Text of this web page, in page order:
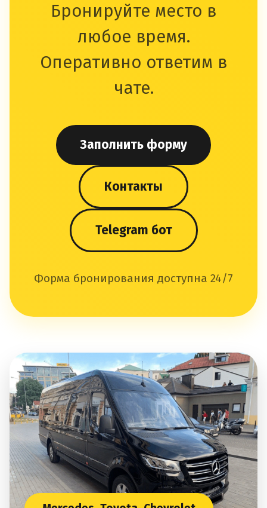
Бронируйте место в
любое время.
Оперативно ответим в
чате.
Заполнить форму
Контакты
Telegram бот
Форма бронирования доступна 24/7